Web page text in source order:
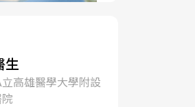
生
高雄醫學大學附設